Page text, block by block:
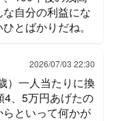
自分の利益にな
とばかりだね。
2026/07/03 22:30
）一人当たりに換
4、5万円あげたの
といって何かが